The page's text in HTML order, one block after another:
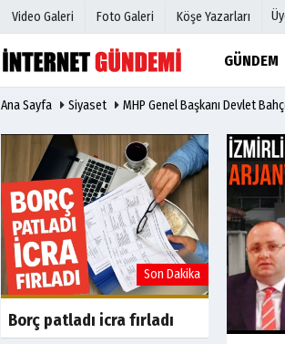
Video Galeri Foto Galeri Köşe Yazarları
GÜNDEM
Hava Durumu
Gazete Manşetleri
Anketler
Biyografiler
Ana Sayfa Siyaset MHP Genel Başkanı Devlet
Son Dakika
Borç patladı icra fırladı